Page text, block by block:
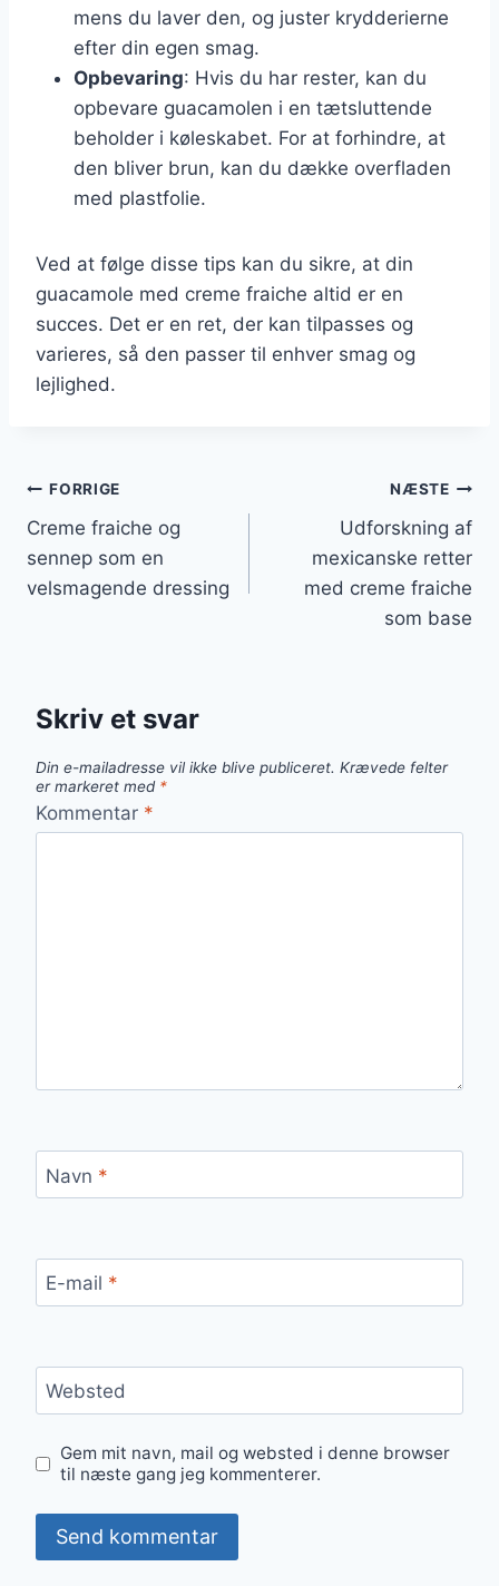
mens du laver den, og juster krydderierne
efter din egen smag.
Opbevaring: Hvis du har rester, kan du
opbevare guacamolen i en tætsluttende
beholder i køleskabet. For at forhindre, at
den bliver brun, kan du dække overfladen
med plastfolie.
Ved at følge disse tips kan du sikre, at din
guacamole med creme fraiche altid er en
succes. Det er en ret, der kan tilpasses og
varieres, så den passer til enhver smag og
lejlighed.
Indlægsnavigation
FORRIGE
Creme fraiche og
sennep som en
velsmagende dressing
NÆSTE
Udforskning af
mexicanske retter
med creme fraiche
som base
Skriv et svar
Din e-mailadresse vil ikke blive publiceret. Krævede felter
er markeret med *
Kommentar *
Navn *
E-mail *
Websted
Gem mit navn, mail og websted i denne browser
til næste gang jeg kommenterer.